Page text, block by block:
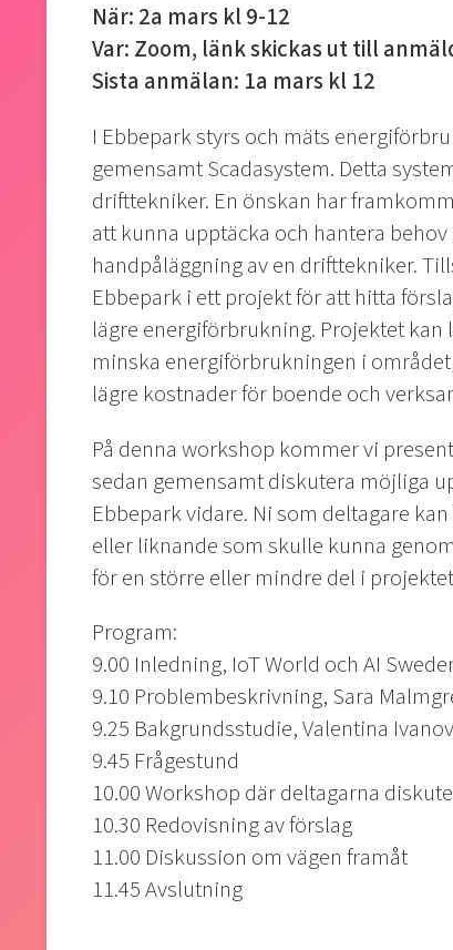
När: 2a mars kl 9-12
Var: Zoom, länk skickas ut till
Sista anmälan: 1a mars kl 12
I Ebbepark styrs och mäts
gemensamt Scadasystem. Detta
drifttekniker. En önskan har
att kunna upptäcka och hantera
handpåläggning av en drifttekniker.
Ebbepark i ett projekt för att hitta
lägre energiförbrukning. Projektet
minska energiförbrukningen i
lägre kostnader för boende och
På denna workshop kommer vi
sedan gemensamt diskutera möjliga
Ebbepark vidare. Ni som deltagare
eller liknande som skulle kunna
för en större eller mindre del i
Program:
9.00 Inledning, IoT World och AI
9.10 Problembeskrivning, Sara
9.25 Bakgrundsstudie, Valentina
9.45 Frågestund
10.00 Workshop där deltagarna
10.30 Redovisning av förslag
11.00 Diskussion om vägen framåt
11.45 Avslutning